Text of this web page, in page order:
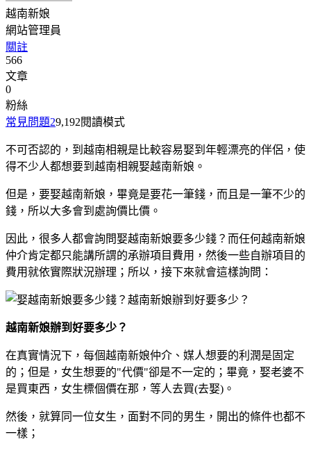
越南新娘
網站管理員
關註
566
文章
0
粉絲
常見問題29,192閱讀模式
不可否認的，到越南相親是比較容易娶到年輕漂亮的伴侶，使
得不少人都想要到越南相親娶越南新娘。
但是，要娶越南新娘，畢竟是要花一筆錢，而且是一筆不少的
錢，所以大多會到處詢價比價。
因此，很多人都會詢問娶越南新娘要多少錢？而任何越南新娘
仲介肯定都只能講所謂的承辦項目費用，然後一些自辦項目的
費用就依實際狀況辦理；所以，接下來就會這樣詢問：
越南新娘辦到好要多少？
在真實情況下，每個越南新娘仲介、媒人想要的利潤是固定
的；但是，女生想要的"代價"卻是不一定的；畢竟，娶老婆不
是買東西，女生標個價在那，等人去買(去娶)。
然後，就算同一位女生，面對不同的男生，開出的條件也都不
一樣；